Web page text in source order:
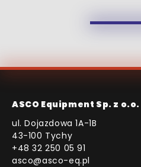
ASCO Equipment Sp. z o.o.
ul. Dojazdowa 1A-1B
43-100 Tychy
+48 32 250 05 91
asco@asco-eq.pl